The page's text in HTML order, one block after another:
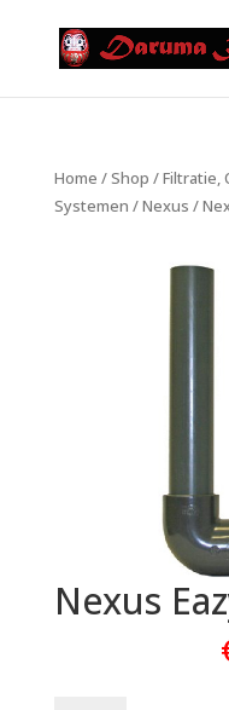
Home /Shop /Filtratie,
Systemen /Nexus /
Nexus